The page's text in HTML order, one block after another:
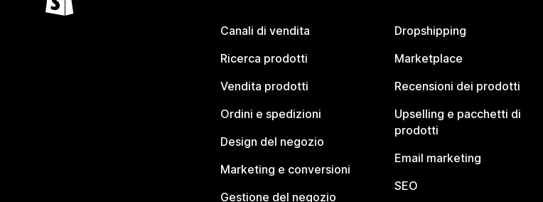
Canali di vendita
Ricerca prodotti
Vendita prodotti
Ordini e spedizioni
Design del negozio
Marketing e conversioni
Gestione del negozio
Dropshipping
Marketplace
Recensioni dei prodotti
Upselling e pacchetti di
prodotti
Email marketing
SEO